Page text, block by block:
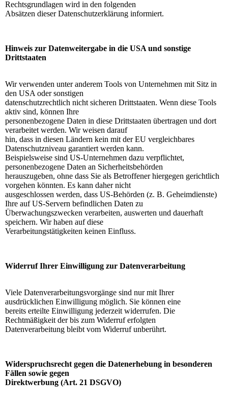
Rechtsgrundlagen wird in den folgenden
Absätzen dieser Datenschutzerklärung informiert.
Hinweis zur Datenweitergabe in die USA und sonstige
Drittstaaten
Wir verwenden unter anderem Tools von Unternehmen mit Sitz in
den USA oder sonstigen
datenschutzrechtlich nicht sicheren Drittstaaten. Wenn diese Tools
aktiv sind, können Ihre
personenbezogene Daten in diese Drittstaaten übertragen und dort
verarbeitet werden. Wir weisen darauf
hin, dass in diesen Ländern kein mit der EU vergleichbares
Datenschutzniveau garantiert werden kann.
Beispielsweise sind US-Unternehmen dazu verpflichtet,
personenbezogene Daten an Sicherheitsbehörden
herauszugeben, ohne dass Sie als Betroffener hiergegen gerichtlich
vorgehen könnten. Es kann daher nicht
ausgeschlossen werden, dass US-Behörden (z. B. Geheimdienste)
Ihre auf US-Servern befindlichen Daten zu
Überwachungszwecken verarbeiten, auswerten und dauerhaft
speichern. Wir haben auf diese
Verarbeitungstätigkeiten keinen Einfluss.
Widerruf Ihrer Einwilligung zur Datenverarbeitung
Viele Datenverarbeitungsvorgänge sind nur mit Ihrer
ausdrücklichen Einwilligung möglich. Sie können eine
bereits erteilte Einwilligung jederzeit widerrufen. Die
Rechtmäßigkeit der bis zum Widerruf erfolgten
Datenverarbeitung bleibt vom Widerruf unberührt.
Widerspruchsrecht gegen die Datenerhebung in besonderen
Fällen sowie gegen
Direktwerbung (Art. 21 DSGVO)